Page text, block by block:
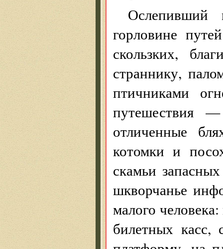
Ослепивший
горловине
скользких,
страннику,
птичниками
путешествия
отличенные
котомки и
скамьи
шкворчанье
малого
билетных